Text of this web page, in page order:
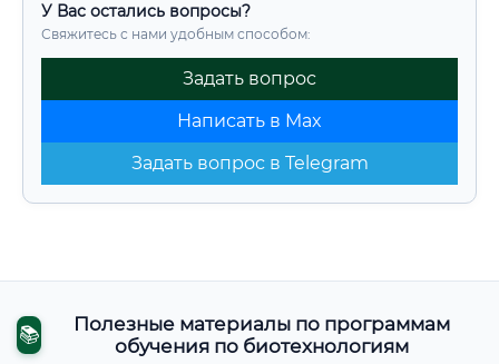
У Вас остались вопросы?
Свяжитесь с нами удобным способом:
Задать вопрос
Написать в Max
Задать вопрос в Telegram
📚
Полезные материалы по программам
обучения по биотехнологиям